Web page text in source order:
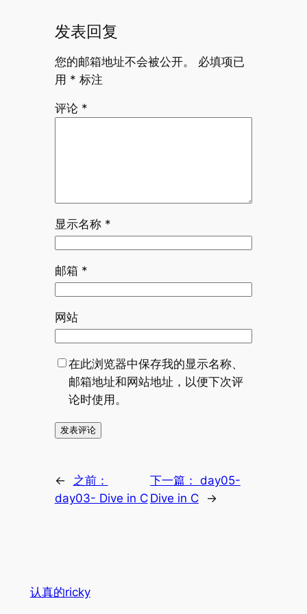
发表回复
您的邮箱地址不会被公开。
必填项已
用 * 标注
评论 *
显示名称 *
邮箱 *
网站
在此浏览器中保存我的显示名称、
邮箱地址和网站地址，以便下次评
论时使用。
←
之前：
day03- Dive in C
下一篇： day05-
Dive in C
→
认真的ricky